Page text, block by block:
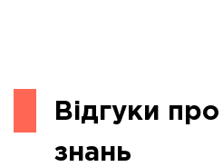
Відгуки
знань